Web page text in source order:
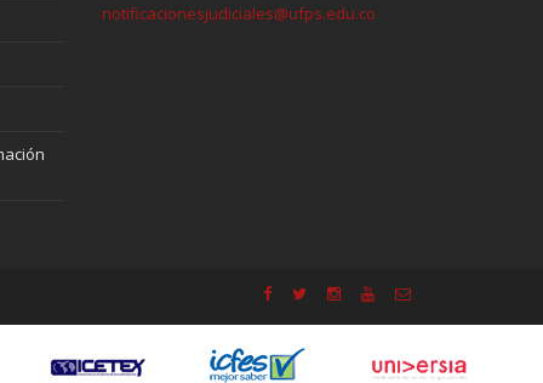
notificacionesjudiciales@ufps.edu.co